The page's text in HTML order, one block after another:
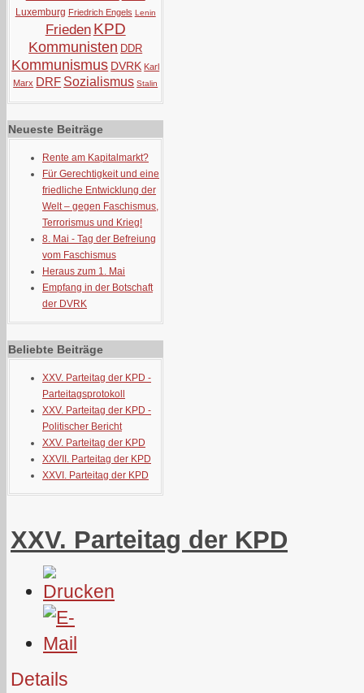
Luxemburg Friedrich Engels Lenin
Frieden KPD
Kommunisten DDR
Kommunismus DVRK Karl
Marx DRF Sozialismus Stalin
Neueste Beiträge
Rente am Kapitalmarkt?
Für Gerechtigkeit und eine
friedliche Entwicklung der
Welt – gegen Faschismus,
Terrorismus und Krieg!
8. Mai - Tag der Befreiung
vom Faschismus
Heraus zum 1. Mai
Empfang in der Botschaft
der DVRK
Beliebte Beiträge
XXV. Parteitag der KPD -
Parteitagsprotokoll
XXV. Parteitag der KPD -
Politischer Bericht
XXV. Parteitag der KPD
XXVII. Parteitag der KPD
XXVI. Parteitag der KPD
XXV. Parteitag der KPD
Details